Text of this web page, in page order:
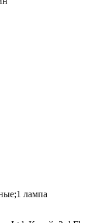
лампа